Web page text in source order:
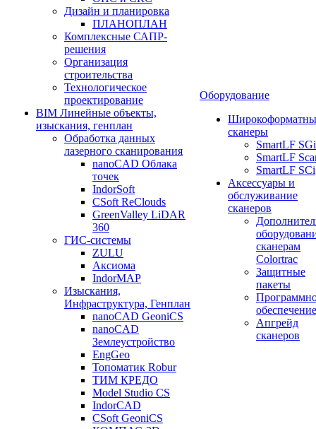
Дизайн и планировка
ПЛАНОПЛАН
Комплексные САПР-
решения
Организация
строительства
Технологическое
проектирование
BIM Линейные объекты,
изыскания, генплан
Обработка данных
лазерного сканирования
nanoCAD Облака
точек
IndorSoft
CSoft ReClouds
GreenValley LiDAR
360
ГИС-системы
ZULU
Аксиома
IndorMAP
Изыскания,
Инфраструктура, Генплан
nanoCAD GeoniCS
nanoCAD
Землеустройство
EngGeo
Топоматик Robur
ТИМ КРЕДО
Model Studio CS
IndorCAD
CSoft GeoniCS
Оборудование
сканеры
SmartLF SGi
SmartLF
SmartLF SCi
Аксессуары и
обслуживание
сканеров
сканерам
Colortrac
Защитные
пакеты
обеспечение
Апгрейд
сканеров